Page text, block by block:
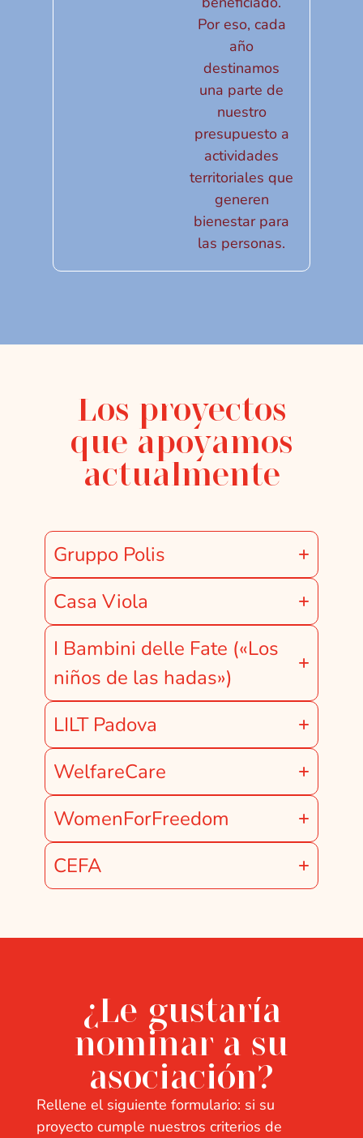
Por eso, cada
año
destinamos
una parte de
nuestro
presupuesto a
actividades
territoriales que
generen
bienestar para
las personas.
Los proyectos
que apoyamos
actualmente
Gruppo Polis
Casa Viola
I Bambini delle Fate («Los
niños de las hadas»)
LILT Padova
WelfareCare
WomenForFreedom
CEFA
¿Le gustaría
nominar a su
asociación?
Rellene el siguiente formulario: si su
proyecto cumple nuestros criterios de